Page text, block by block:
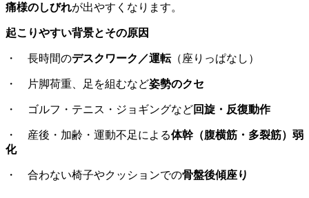
痛様のしびれが出やすくなります。
起こりやすい背景とその原因
・ 長時間のデスクワーク／運転（座りっぱなし）
・ 片脚荷重、足を組むなど姿勢のクセ
・ ゴルフ・テニス・ジョギングなど回旋・反復動作
・ 産後・加齢・運動不足による体幹（腹横筋・多裂筋）弱
化
・ 合わない椅子やクッションでの骨盤後傾座り